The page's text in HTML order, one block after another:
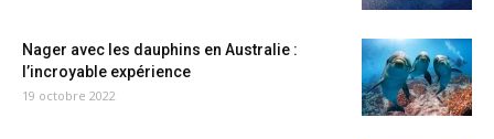
Nager avec les dauphins en Australie :
l’incroyable expérience
19 octobre 2022